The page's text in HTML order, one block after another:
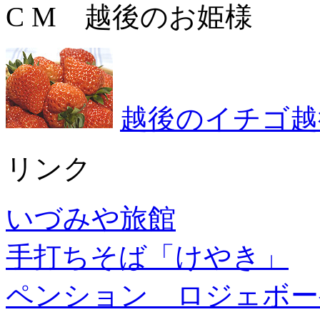
C M 越後のお姫様
越後のイチゴ
リンク
いづみや旅館
手打ちそば「けやき」
ペンション ロジェボ